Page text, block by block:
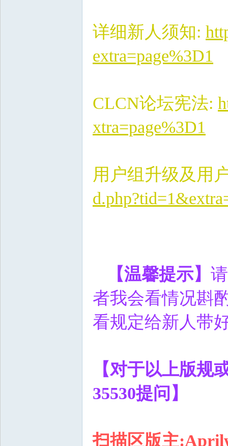
详细新人须知:
extra=page%3D1
CLCN论坛宪法:
xtra=page%3D1
用户组升级及用
【温馨提示】
者我会看情况斟
看规定给新人带
【对于以上版规
35530提问】
扫描区版主